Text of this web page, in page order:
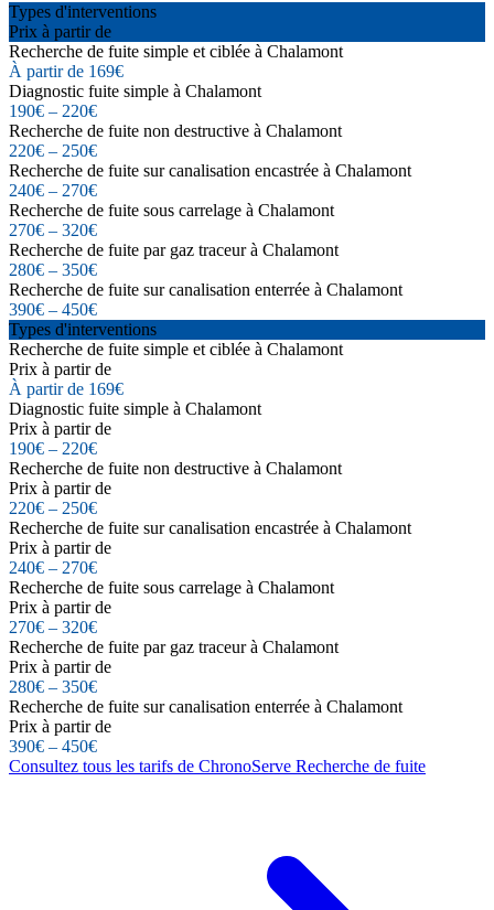
Types d'interventions
Prix à partir de
Recherche de fuite simple et ciblée à Chalamont
À partir de 169€
Diagnostic fuite simple à Chalamont
190€ – 220€
Recherche de fuite non destructive à Chalamont
220€ – 250€
Recherche de fuite sur canalisation encastrée à Chalamont
240€ – 270€
Recherche de fuite sous carrelage à Chalamont
270€ – 320€
Recherche de fuite par gaz traceur à Chalamont
280€ – 350€
Recherche de fuite sur canalisation enterrée à Chalamont
390€ – 450€
Types d'interventions
Recherche de fuite simple et ciblée à Chalamont
Prix à partir de
À partir de 169€
Diagnostic fuite simple à Chalamont
Prix à partir de
190€ – 220€
Recherche de fuite non destructive à Chalamont
Prix à partir de
220€ – 250€
Recherche de fuite sur canalisation encastrée à Chalamont
Prix à partir de
240€ – 270€
Recherche de fuite sous carrelage à Chalamont
Prix à partir de
270€ – 320€
Recherche de fuite par gaz traceur à Chalamont
Prix à partir de
280€ – 350€
Recherche de fuite sur canalisation enterrée à Chalamont
Prix à partir de
390€ – 450€
Consultez tous les tarifs de ChronoServe Recherche de fuite